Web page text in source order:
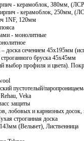
- керамоблок, 380мм,
- керамоблок, 250мм,
1NF, 120мм
- монолитные
доска сечением 45х195мм
бруска 45х45мм
выбор профиля и цвета).
пустотелый/
Veka
защиты
лобовых и карнизных досок,
строганная доска
(Вельвет), Лиственница